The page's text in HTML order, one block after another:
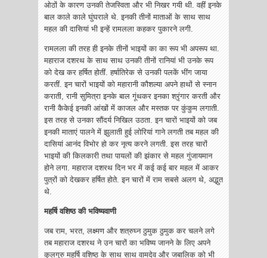
ओठों के कारण उनकी तेजस्विता और भी ‌निखर गयी थी. वहीं इनके
बाल काले काले घुंघराले थे. इनकी तीनों माताओं के साथ साथ
महल की दासियां भी इन्हें रामलला कहकर पुकारने लगी.
रामलला की तरह ही इनके तीनों भाइयों का का रूप भी अपरूप था.
महाराज दशरथ के साथ साथ उनकी तीनों रानियां भी उनके रूप
को देख कर हर्षित होतीं. हर्षातिरेक से उनकी पलकें भींग जाया
करतीं. इन चारों भाइयों को महारानी कौशल्या अपने हाथों से स्नान
कराती, रानी सुमित्रा इनके बाल गूंथकर इनका श्रृंगार करती और
रानी कैकेई इनकी आंखों में काजल और मस्तक पर कुंकुम लगाती.
इस तरह से उनका सौंदर्य निखिल उठता. इन चारों भाइयों को जब
इनकी माताएं पालने में झुलाती हुई लोरियां गाने लगती तब महल की
दासियां आनंद विभोर हो कर नृत्य करने लगती. इस तरह चारों
भाइयों की किलकारी तथा पायलों की झंकार से महल गुंजायमान
होने लगा. महाराज दशरथ दिन भर में कई कई बार महल में आकर
पुत्रों को देखकर हर्षित होते. इन चारों में राम सबसे अलग थे, अद्भुत
थे.
महर्षि वशिष्ठ की भविष्यवाणी
जब राम, भरत, लक्ष्मण और शत्रुघ्न ठुमुक ठुमुक कर चलने लगे
तब महाराज दशरथ ने उन चारों का भविष्य जानने के लिए अपने
कुलगुरु महर्षि वशिष्ठ के साथ साथ वामदेव और जबालिक को भी